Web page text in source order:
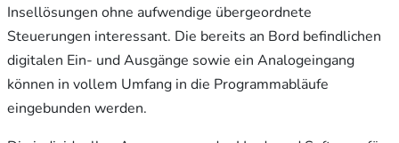
Insellösungen ohne aufwendige übergeordnete
Steuerungen interessant. Die bereits an Bord befindlichen
digitalen Ein- und Ausgänge sowie ein Analogeingang
können in vollem Umfang in die Programmabläufe
eingebunden werden.